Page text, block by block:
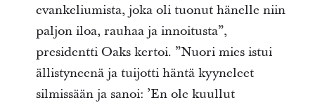
evankeliumista, joka oli tuonut hänelle niin
paljon iloa, rauhaa ja innoitusta”,
presidentti Oaks kertoi. ”Nuori mies istui
ällistyneenä ja tuijotti häntä kyyneleet
silmissään ja sanoi: ’En ole kuullut